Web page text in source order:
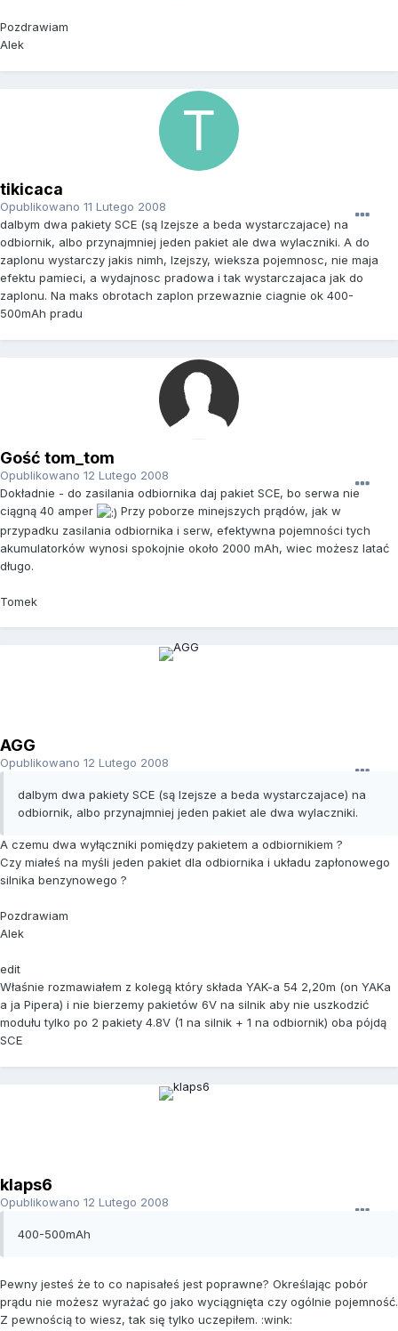
Pozdrawiam
Alek
tikicaca
Opublikowano 11 Lutego 2008
dalbym dwa pakiety SCE (są lzejsze a beda wystarczajace) na
odbiornik, albo przynajmniej jeden pakiet ale dwa wylaczniki. A do
zaplonu wystarczy jakis nimh, lzejszy, wieksza pojemnosc, nie maja
efektu pamieci, a wydajnosc pradowa i tak wystarczajaca jak do
zaplonu. Na maks obrotach zaplon przewaznie ciagnie ok 400-
500mAh pradu
Gość tom_tom
Opublikowano 12 Lutego 2008
Dokładnie - do zasilania odbiornika daj pakiet SCE, bo serwa nie
ciągną 40 amper
Przy poborze minejszych prądów, jak w
przypadku zasilania odbiornika i serw, efektywna pojemności tych
akumulatorków wynosi spokojnie około 2000 mAh, wiec możesz latać
długo.
Tomek
AGG
Opublikowano 12 Lutego 2008
dalbym dwa pakiety SCE (są lzejsze a beda wystarczajace) na
odbiornik, albo przynajmniej jeden pakiet ale dwa wylaczniki.
A czemu dwa wyłączniki pomiędzy pakietem a odbiornikiem ?
Czy miałeś na myśli jeden pakiet dla odbiornika i układu zapłonowego
silnika benzynowego ?
Pozdrawiam
Alek
edit
Właśnie rozmawiałem z kolegą który składa YAK-a 54 2,20m (on YAKa
a ja Pipera) i nie bierzemy pakietów 6V na silnik aby nie uszkodzić
modułu tylko po 2 pakiety 4.8V (1 na silnik + 1 na odbiornik) oba pójdą
SCE
klaps6
Opublikowano 12 Lutego 2008
400-500mAh
Pewny jesteś że to co napisałeś jest poprawne? Określając pobór
prądu nie możesz wyrażać go jako wyciągnięta czy ogólnie pojemność.
Z pewnością to wiesz, tak się tylko uczepiłem. :wink: